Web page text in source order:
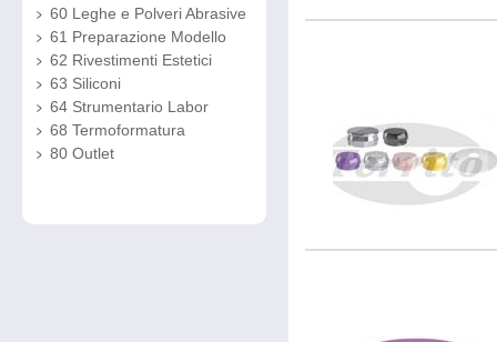
60 Leghe e Polveri Abrasive
61 Preparazione Modello
62 Rivestimenti Estetici
63 Siliconi
64 Strumentario Labor
68 Termoformatura
80 Outlet